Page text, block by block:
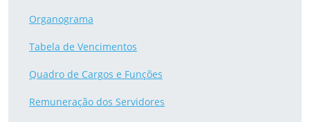
Organograma
Tabela de Vencimentos
Quadro de Cargos e Funções
Remuneração dos Servidores